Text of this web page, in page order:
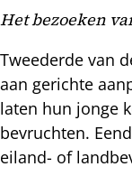
Het bezoeken
Tweederde van
aan gerichte
laten hun jonge
bevruchten.
eiland- of